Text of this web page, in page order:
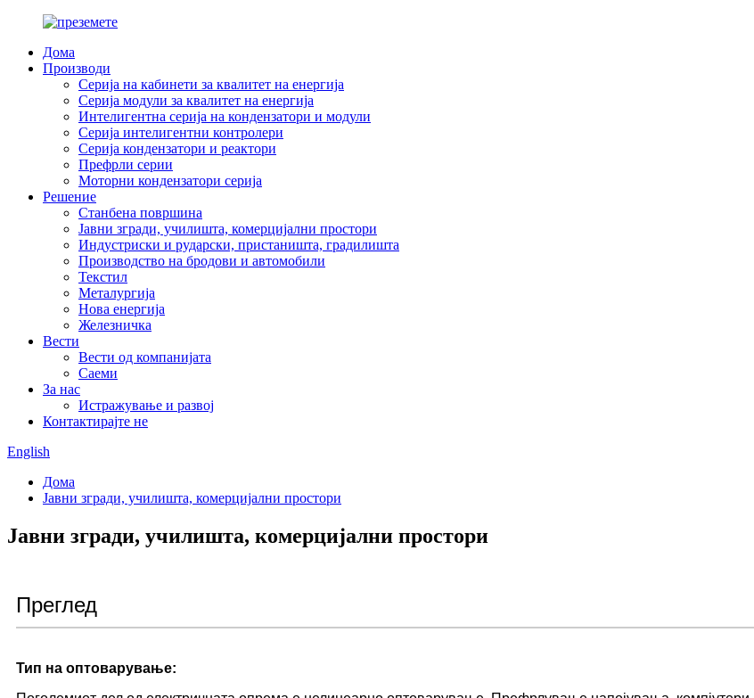
Дома
Производи
Серија на кабинети за квалитет на енергија
Серија модули за квалитет на енергија
Интелигентна серија на кондензатори и модули
Серија интелигентни контролери
Серија кондензатори и реактори
Префрли серии
Моторни кондензатори серија
Решение
Станбена површина
Јавни згради, училишта, комерцијални простори
Индустриски и рударски, пристаништа, градилишта
Производство на бродови и автомобили
Текстил
Металургија
Нова енергија
Железничка
Вести
Вести од компанијата
Саеми
За нас
Истражување и развој
Контактирајте не
English
Дома
Јавни згради, училишта, комерцијални простори
Јавни згради, училишта, комерцијални простори
Преглед
Тип на оптоварување: